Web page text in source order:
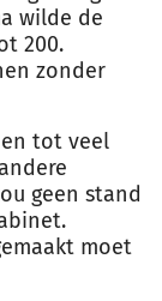
wilde de
200.
zonder
tot veel
geen stand
moet